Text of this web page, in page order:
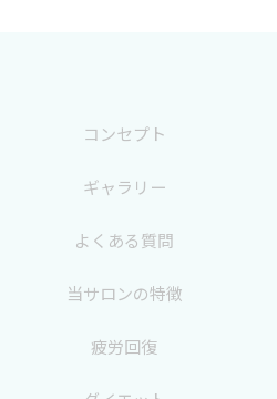
コンセプト
ギャラリー
よくある質問
当サロンの特徴
疲労回復